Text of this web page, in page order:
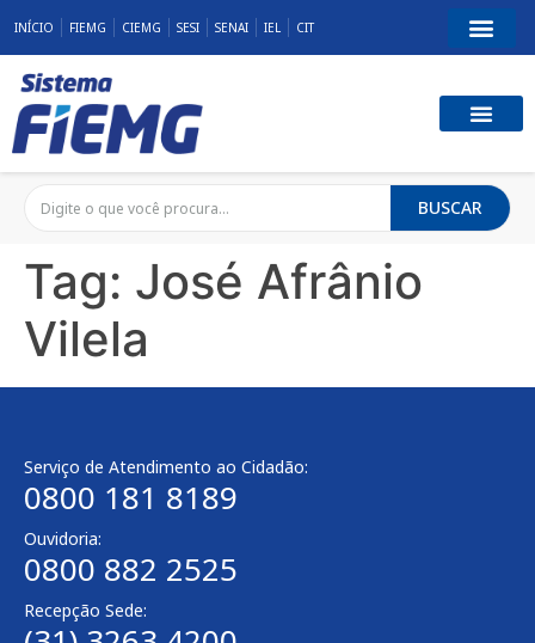
INÍCIO FIEMG CIEMG SESI SENAI IEL CIT
BUSCAR
Tag: José Afrânio
Vilela
Serviço de Atendimento ao Cidadão:
0800 181 8189
Ouvidoria:
0800 882 2525​
Recepção Sede: